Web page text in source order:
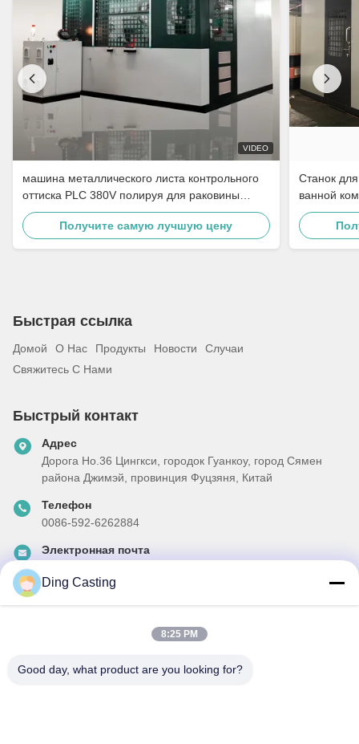
VIDEO
машина металлического листа контрольного
оттиска PLC 380V полируя для раковины
нержавеющей стали
Получите самую лучшую цену
Станок
ванной
стали
Быстрая ссылка
Домой О Нас Продукты Новости
Случаи
Свяжитесь С Нами
Быстрый контакт
Адрес
Дорога Но.36 Цингкси, городок Гуанкоу, город Сямен
района Джимэй, провинция Фуцзяня, Китай
Телефон
0086-592-6262884
Электронная почта
Подпишитесь на нашу информационную рассылку для
получения скидок и прочего.
Ding Casting
8:25 PM
Good day, what product are you looking for?